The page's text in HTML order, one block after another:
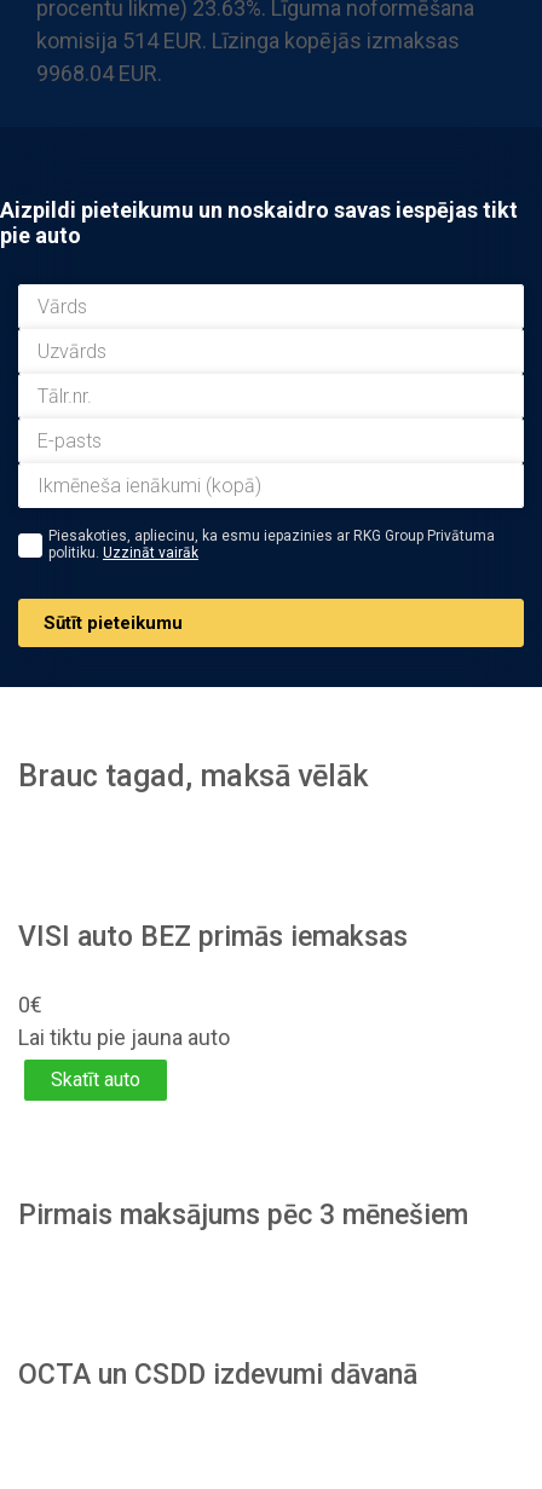
procentu likme) 23.63%. Līguma noformēšana
komisija 514 EUR. Līzinga kopējās izmaksas
9968.04 EUR.
Aizpildi pieteikumu un noskaidro savas iespējas tikt
pie auto
Piesakoties, apliecinu, ka esmu iepazinies ar RKG Group Privātuma
politiku. Uzzināt vairāk
Sūtīt pieteikumu
Brauc tagad, maksā vēlāk
VISI auto BEZ primās iemaksas
0€
Lai tiktu pie jauna auto
Skatīt auto
Pirmais maksājums pēc 3 mēnešiem
OCTA un CSDD izdevumi dāvanā